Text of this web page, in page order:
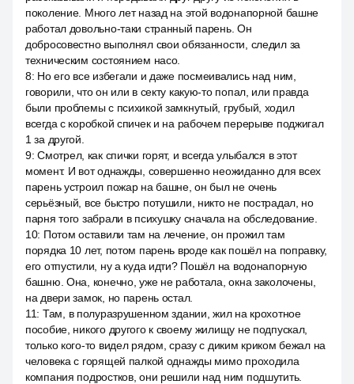
поколение. Много лет назад на этой водонапорной башне
работал довольно-таки странный парень. Он
добросовестно выполнял свои обязанности, следил за
техническим состоянием насо.
8: Но его все избегали и даже посмеивались над ним,
говорили, что он или в секту какую-то попал, или правда
были проблемы с психикой замкнутый, грубый, ходил
всегда с коробкой спичек и на рабочем перерыве поджигал
1 за другой.
9:Смотрел, как спички горят, и всегда улыбался в этот
момент. И вот однажды, совершенно неожиданно для всех
парень устроил пожар на башне, он был не очень
серьёзный, все быстро потушили, никто не пострадал, но
парня того забрали в психушку сначала на обследование.
10: Потом оставили там на лечение, он прожил там
порядка 10 лет, потом парень вроде как пошёл на поправку,
его отпустили, ну а куда идти? Пошёл на водонапорную
башню. Она, конечно, уже не работала, окна заколочены,
на двери замок, но парень остал.
11: Там, в полуразрушенном здании, жил на крохотное
пособие, никого другого к своему жилищу не подпускал,
только кого-то видел рядом, сразу с диким криком бежал на
человека с горящей палкой однажды мимо проходила
компания подростков, они решили над ним подшутить.